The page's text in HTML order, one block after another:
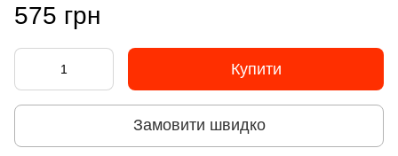
575 грн
Купити
Замовити швидко